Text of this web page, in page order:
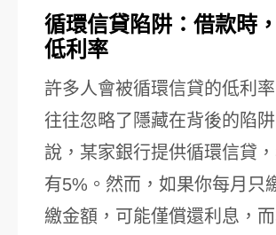
循環信貸陷阱：借款時
低利率
許多人會被循環信貸的低利
往往忽略了隱藏在背後的陷
說，某家銀行提供循環信貸
有5%。然而，如果你每月只
繳金額，可能僅償還利息，